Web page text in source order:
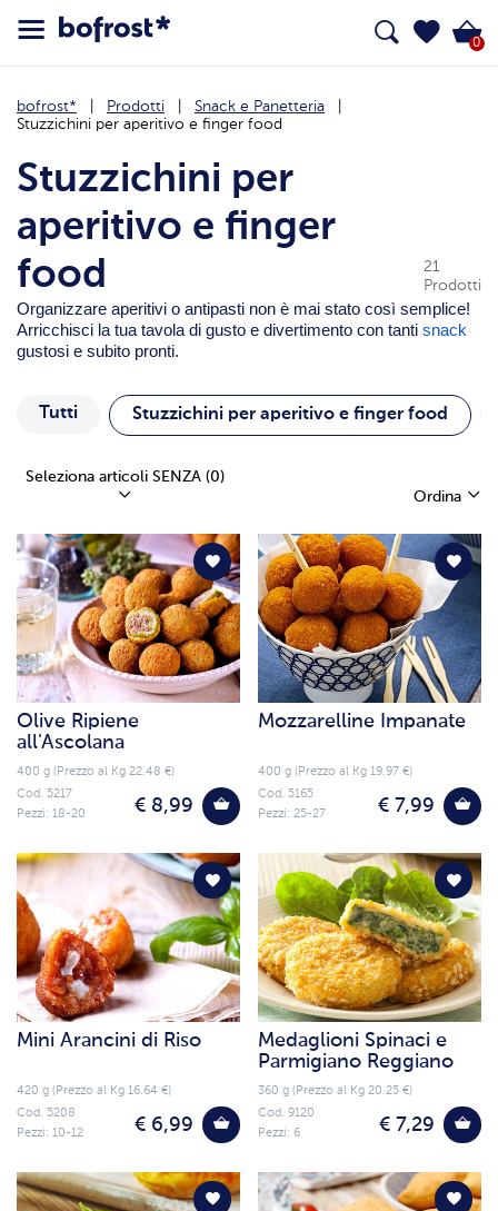
0
bofrost* Prodotti
Snack e Panetteria
Stuzzichini per aperitivo e finger food
Stuzzichini per
aperitivo e finger
food
21
Prodotti
Organizzare aperitivi o antipasti non è mai stato così semplice!
Arricchisci la tua tavola di gusto e divertimento con tanti snack
gustosi e subito pronti.
Tutti Stuzzichini per aperitivo e finger food
Seleziona articoli SENZA (0)
Ordina
Olive Ripiene
all'Ascolana
400 g (Prezzo al Kg 22.48 €)
€ 8,99
Cod. 5217
Pezzi: 18-20
Mozzarelline Impanate
400 g (Prezzo al Kg 19.97 €)
€ 7,99
Cod. 5165
Pezzi: 25-27
Mini Arancini di Riso
420 g (Prezzo al Kg 16.64 €)
€ 6,99
Cod. 5208
Pezzi: 10-12
Medaglioni Spinaci e
Parmigiano Reggiano
360 g (Prezzo al Kg 20.25 €)
€ 7,29
Cod. 9120
Pezzi: 6